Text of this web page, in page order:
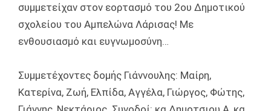
συμμετείχαν στον εορτασμό του 2ου Δημοτικού
σχολείου του Αμπελώνα Λάρισας! Με
ενθουσιασμό και ευγνωμοσύνη…
Συμμετέχοντες δομής Γιάννουλης: Μαίρη,
Κατερίνα, Ζωή, Ελπίδα, Αγγέλα, Γιώργος, Φώτης,